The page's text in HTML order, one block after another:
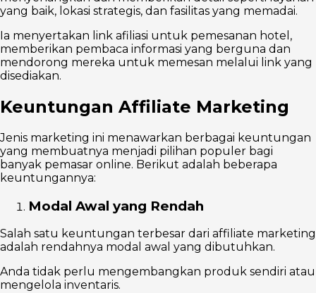
yang baik, lokasi strategis, dan fasilitas yang memadai.
Ia menyertakan link afiliasi untuk pemesanan hotel,
memberikan pembaca informasi yang berguna dan
mendorong mereka untuk memesan melalui link yang
disediakan.
Keuntungan Affiliate Marketing
Jenis marketing ini menawarkan berbagai keuntungan
yang membuatnya menjadi pilihan populer bagi
banyak pemasar online. Berikut adalah beberapa
keuntungannya:
Modal Awal yang Rendah
Salah satu keuntungan terbesar dari affiliate marketing
adalah rendahnya modal awal yang dibutuhkan.
Anda tidak perlu mengembangkan produk sendiri atau
mengelola inventaris.